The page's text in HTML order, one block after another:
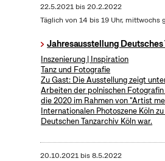
22.5.2021bis20.2.2022
Täglich von 14 bis 19 Uhr, mittwochs
Jahresausstellung Deutsches
Inszenierung | Inspiration
Tanz und Fotografie
Zu Gast: Die Ausstellung zeigt
Arbeiten der polnischen
die 2020 im Rahmen von "Artist
Internationalen Photoszene Köln
Deutschen Tanzarchiv Köln war.
20.10.2021bis8.5.2022